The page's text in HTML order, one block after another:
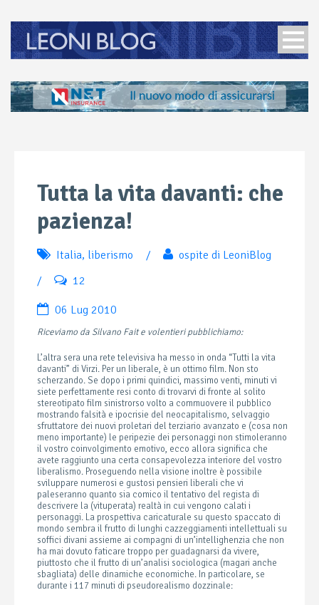
Tutta la vita davanti: che
pazienza!
Italia, liberismo /
ospite di LeoniBlog
/
12
06 Lug 2010
Riceviamo da Silvano Fait e volentieri pubblichiamo:
L’altra sera una rete televisiva ha messo in onda “Tutti la vita
davanti” di Virzi. Per un liberale, è un ottimo film. Non sto
scherzando. Se dopo i primi quindici, massimo venti, minuti vi
siete perfettamente resi conto di trovarvi di fronte al solito
stereotipato film sinistrorso volto a commuovere il pubblico
mostrando falsità e ipocrisie del neocapitalismo, selvaggio
sfruttatore dei nuovi proletari del terziario avanzato e (cosa non
meno importante) le peripezie dei personaggi non stimoleranno
il vostro coinvolgimento emotivo, ecco allora significa che
avete raggiunto una certa consapevolezza interiore del vostro
liberalismo. Proseguendo nella visione inoltre è possibile
sviluppare numerosi e gustosi pensieri liberali che vi
paleseranno quanto sia comico il tentativo del regista di
descrivere la (vituperata) realtà in cui vengono calati i
personaggi. La prospettiva caricaturale su questo spaccato di
mondo sembra il frutto di lunghi cazzeggiamenti intellettuali su
soffici divani assieme ai compagni di un’intellighenzia che non
ha mai dovuto faticare troppo per guadagnarsi da vivere,
piuttosto che il frutto di un’analisi sociologica (magari anche
sbagliata) delle dinamiche economiche. In particolare, se
durante i 117 minuti di pseudorealismo dozzinale: